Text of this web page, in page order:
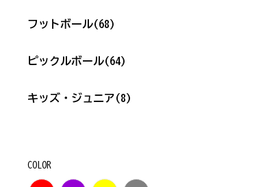
フットボール(68)
ピックルボール(64)
キッズ・ジュニア(8)
COLOR